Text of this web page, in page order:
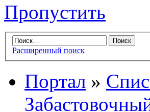
Пропустить
Расширенный поиск
Портал »